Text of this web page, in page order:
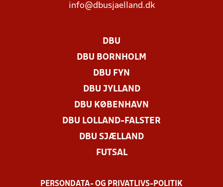
info@dbusjaelland.dk
DBU
DBU BORNHOLM
DBU FYN
DBU JYLLAND
DBU KØBENHAVN
DBU LOLLAND-FALSTER
DBU SJÆLLAND
FUTSAL
PERSONDATA- OG PRIVATLIVS-POLITIK